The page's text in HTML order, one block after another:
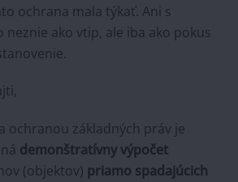
ochrana mala týkať. Ani s
ako vtip, ale iba ako pokus
ochranou základných práv je
demonštratívny výpočet
(objektov) priamo spadajúcich